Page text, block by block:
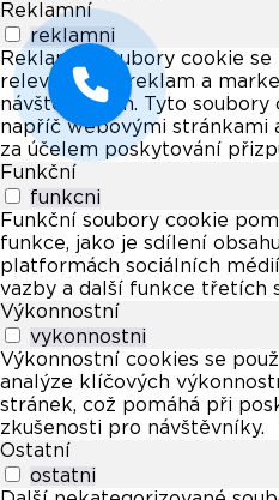
Reklamní
reklamni
Reklamní soubory cookie
relevantních reklam a
návštěvníkům. Tyto
napříč webovými stránkami
za účelem poskytování
Funkční
funkcni
Funkční soubory cookie
funkce, jako je sdílení
platformách sociálních
vazby a další funkce třetích
Výkonnostní
vykonnostni
Výkonnostní cookies se
analýze klíčových
stránek, což pomáhá při
zkušenosti pro návštěvníky.
Ostatní
ostatni